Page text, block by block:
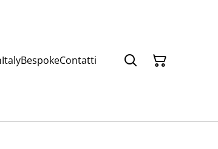
BespokeContatti